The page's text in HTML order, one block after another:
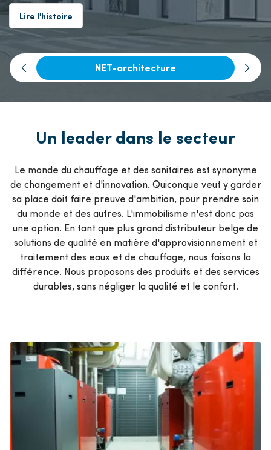
Lire l'histoire
Lire l'histoire
NET-architecture
Un leader dans le secteur
Le monde du chauffage et des sanitaires est synonyme
de changement et d'innovation. Quiconque veut y garder
sa place doit faire preuve d'ambition, pour prendre soin
du monde et des autres. L'immobilisme n'est donc pas
une option. En tant que plus grand distributeur belge de
solutions de qualité en matière d'approvisionnement et
traitement des eaux et de chauffage, nous faisons la
différence. Nous proposons des produits et des services
durables, sans négliger la qualité et le confort.